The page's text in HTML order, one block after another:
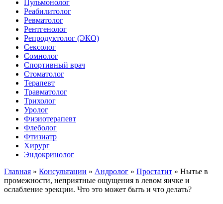
Пульмонолог
Реабилитолог
Ревматолог
Рентгенолог
Репродуктолог (ЭКО)
Сексолог
Сомнолог
Спортивный врач
Стоматолог
Терапевт
Травматолог
Трихолог
Уролог
Физиотерапевт
Флеболог
Фтизиатр
Хирург
Эндокринолог
Главная » Консультации » Андролог » Простатит » Нытье в
промежности, неприятные ощущения в левом яичке и
ослабление эрекции. Что это может быть и что делать?